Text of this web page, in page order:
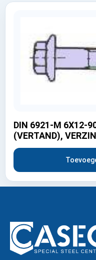
DIN 6921-M 6X12-
(VERTAND),